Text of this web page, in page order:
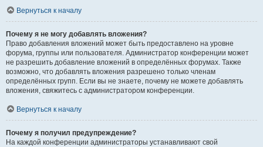
Вернуться к началу
Почему я не могу добавлять вложения?
Право добавления вложений может быть предоставлено на уровне
форума, группы или пользователя. Администратор конференции может
не разрешить добавление вложений в определённых форумах. Также
возможно, что добавлять вложения разрешено только членам
определённых групп. Если вы не знаете, почему не можете добавлять
вложения, свяжитесь с администратором конференции.
Вернуться к началу
Почему я получил предупреждение?
На каждой конференции администраторы устанавливают свой